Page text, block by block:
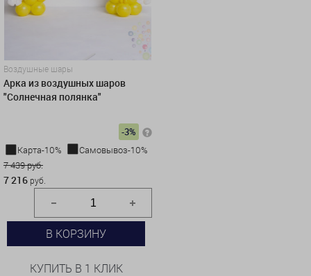
Воздушные шары
Арка из воздушных шаров
"Солнечная полянка"
-3%
Карта-10%
Самовывоз-10%
7 439 руб.
7 216 руб.
В КОРЗИНУ
КУПИТЬ В 1 КЛИК